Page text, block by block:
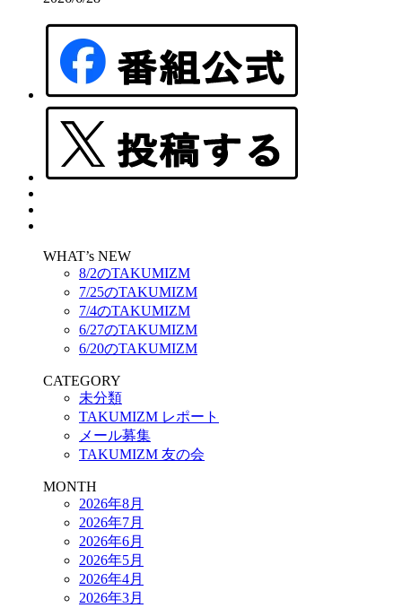
WHAT’s NEW
8/2のTAKUMIZM
7/25のTAKUMIZM
7/4のTAKUMIZM
6/27のTAKUMIZM
6/20のTAKUMIZM
CATEGORY
未分類
TAKUMIZM レポート
メール募集
TAKUMIZM 友の会
MONTH
2026年8月
2026年7月
2026年6月
2026年5月
2026年4月
2026年3月